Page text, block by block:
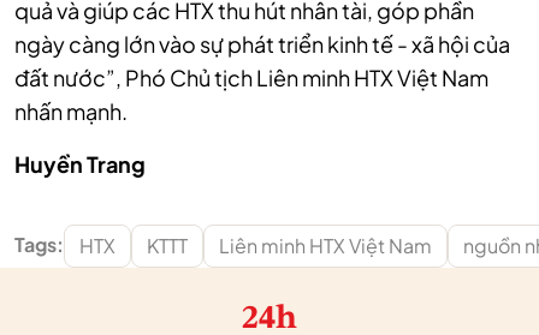
quả và giúp các HTX thu hút nhân tài, góp phần
ngày càng lớn vào sự phát triển kinh tế - xã hội của
đất nước”, Phó Chủ tịch Liên minh HTX Việt Nam
nhấn mạnh.
Huyền Trang
Tags: HTX KTTT Liên minh HTX Việt Nam nguồn
24h